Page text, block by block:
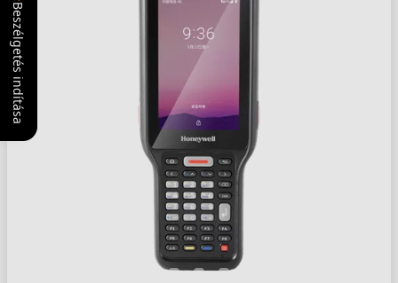
Beszélgetés indítása